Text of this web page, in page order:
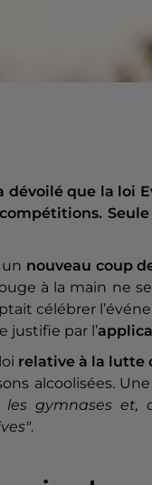
dévoilé que la loi
un nouveau coup
à la main ne
célébrer
justifie par l’
relative à la lutte
alcoolisées.
les gymnases
.